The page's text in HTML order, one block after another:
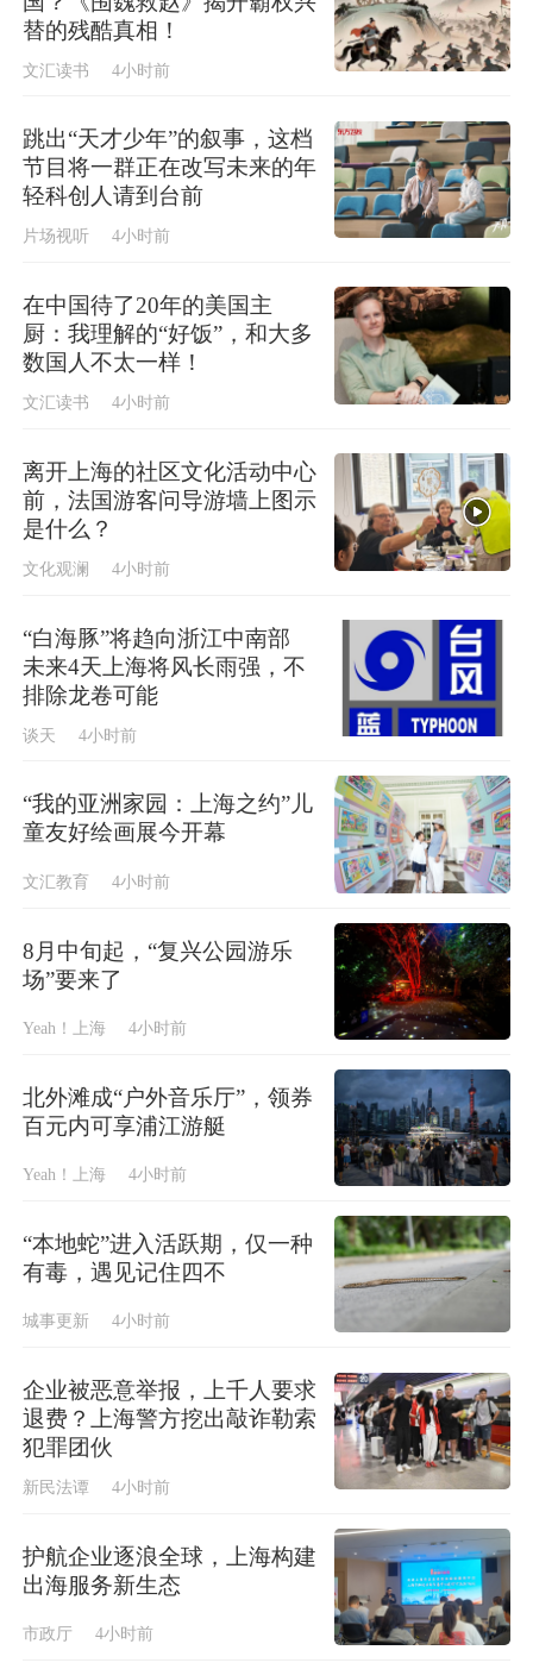
替的残酷真相！
文汇读书 4小时前
跳出“天才少年”的叙事，这档
节目将一群正在改写未来的年
轻科创人请到台前
片场视听 4小时前
在中国待了20年的美国主
厨：我理解的“好饭”，和大多
数国人不太一样！
文汇读书 4小时前
离开上海的社区文化活动中心
前，法国游客问导游墙上图示
是什么？
文化观澜 4小时前
“白海豚”将趋向浙江中南部
未来4天上海将风长雨强，不
排除龙卷可能
谈天 4小时前
“我的亚洲家园：上海之约”儿
童友好绘画展今开幕
文汇教育 4小时前
8月中旬起，“复兴公园游乐
场”要来了
Yeah！上海 4小时前
北外滩成“户外音乐厅”，领券
百元内可享浦江游艇
Yeah！上海 4小时前
“本地蛇”进入活跃期，仅一种
有毒，遇见记住四不
城事更新 4小时前
企业被恶意举报，上千人要求
退费？上海警方挖出敲诈勒索
犯罪团伙
新民法谭 4小时前
护航企业逐浪全球，上海构建
出海服务新生态
市政厅 4小时前